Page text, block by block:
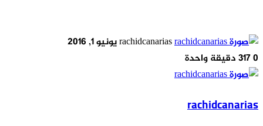
rachidcanariasأرسل
يونيو 1, 2016
0
دقيقة واحدة
rachidcanarias